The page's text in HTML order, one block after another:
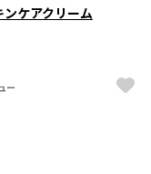
ケアクリーム
ー